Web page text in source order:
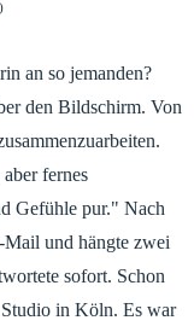
an so jemanden?
den Bildschirm. Von
fernes
Gefühle pur." Nach
und hängte zwei
sofort. Schon
Studio in Köln. Es war